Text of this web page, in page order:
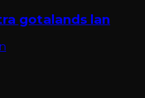
gotalands lan